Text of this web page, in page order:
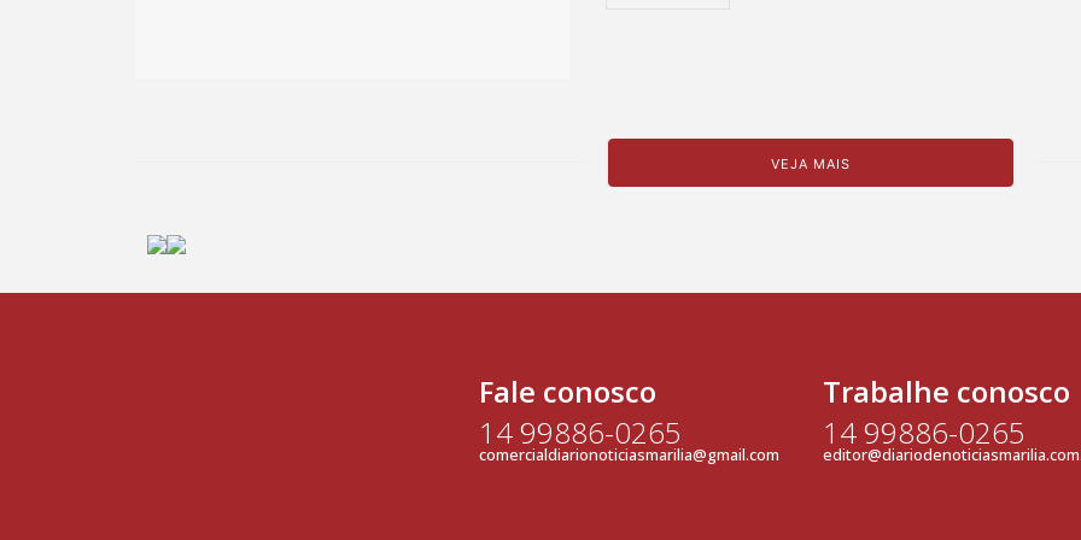
VEJA MAIS
Fale conosco
14 99886-0265
comercialdiarionoticiasmarilia@gmail.com
Trabalhe conosco
14 99886-0265